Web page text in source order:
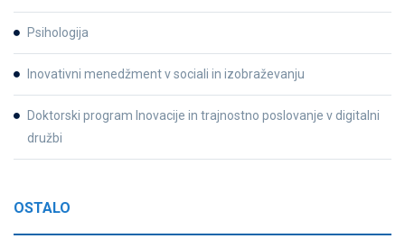
Psihologija
Inovativni menedžment v sociali in izobraževanju
Doktorski program Inovacije in trajnostno poslovanje v digitalni
družbi
OSTALO